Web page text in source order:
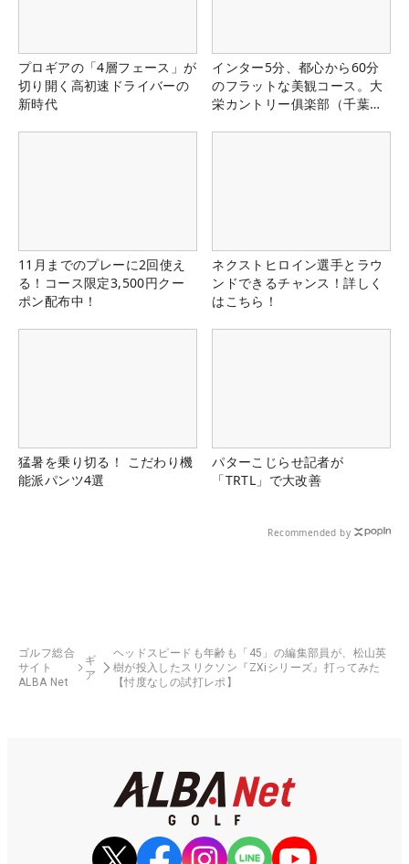
プロギアの「4層フェース」が
切り開く高初速ドライバーの
新時代
インター5分、都心から60分
のフラットな美観コース。大
栄カントリー俱楽部（千葉
11月までのプレーに2回使え
る！コース限定3,500円クー
ポン配布中！
ネクストヒロイン選手とラウ
ンドできるチャンス！詳しく
はこちら！
猛暑を乗り切る！ こだわり機
能派パンツ4選
パターこじらせ記者が
「TRTL」で大改善
Recommended by
ゴルフ総合
サイト
ALBA Net
ギ
ア
ヘッドスピードも年齢も「45」の編集部員が、松山英
樹が投入したスリクソン『ZXiシリーズ』打ってみた
【忖度なしの試打レポ】